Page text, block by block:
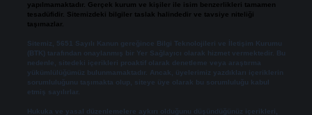
yapılmamaktadır. Gerçek kurum ve kişiler ile isim benzerlikleri tamamen
tesadüfidir. Sitemizdeki bilgiler taslak halindedir ve tavsiye niteliği
taşımazlar.
Sitemiz, 5651 Sayılı Kanun gereğince Bilgi Teknolojileri ve İletişim Kurumu
(BTK) tarafından onaylanmış bir Yer Sağlayıcı olarak hizmet vermektedir. Bu
nedenle, sitedeki içerikleri proaktif olarak denetleme veya araştırma
yükümlülüğümüz bulunmamaktadır. Ancak, üyelerimiz yazdıkları içeriklerin
sorumluluğunu taşımakta olup, siteye üye olarak bu sorumluluğu kabul
etmiş sayılırlar.
Hukuka ve yasal düzenlemelere aykırı olduğunu düşündüğünüz içerikleri,